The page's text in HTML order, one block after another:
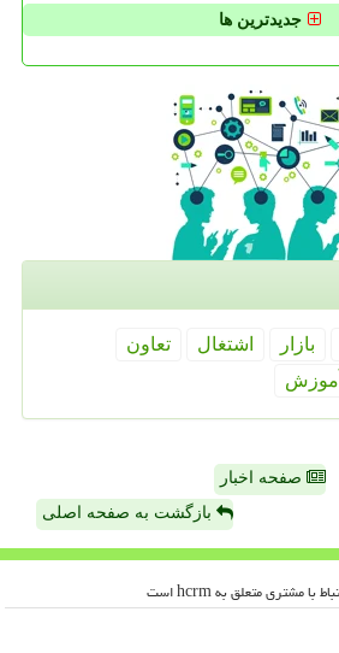
جدیدترین ها
بازار اشتغال
تعاون
آموزش
صفحه اخبار
بازگشت به صفحه اصلی